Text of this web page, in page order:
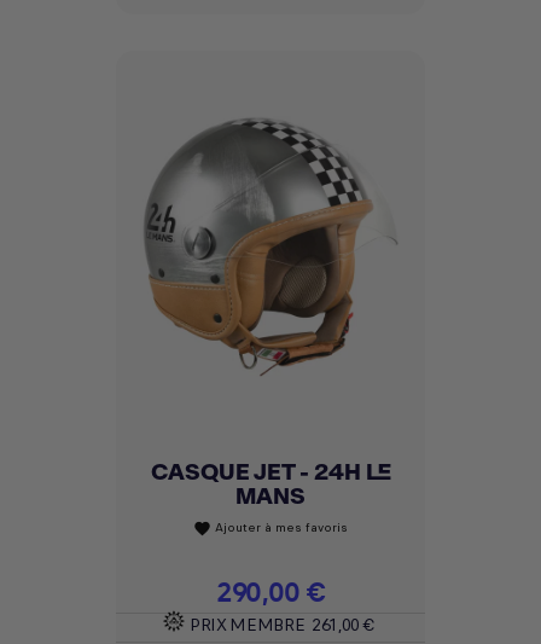
CASQUE JET - 24H LE
MANS
favorite Ajouter à mes favoris
Prix
290,00 €
PRIX MEMBRE 261,00 €